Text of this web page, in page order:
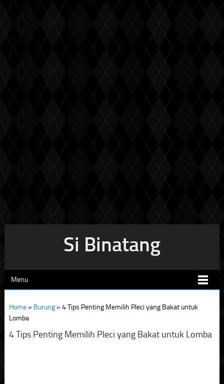
Si Binatang
Menu
Home» Burung» 4 Tips Penting Memilih Pleci yang Bakat untuk
Lomba
4 Tips Penting Memilih Pleci yang Bakat untuk Lomba